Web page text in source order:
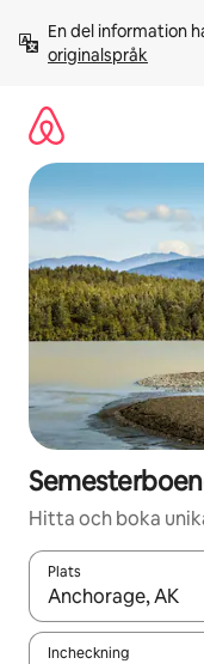
innehåll
En del information
originalspråk
Hitta och boka
Plats
När resultaten är
Incheckning